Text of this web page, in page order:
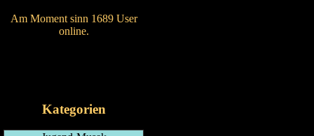
Am Moment sinn 1689 User
online.
Kategorien